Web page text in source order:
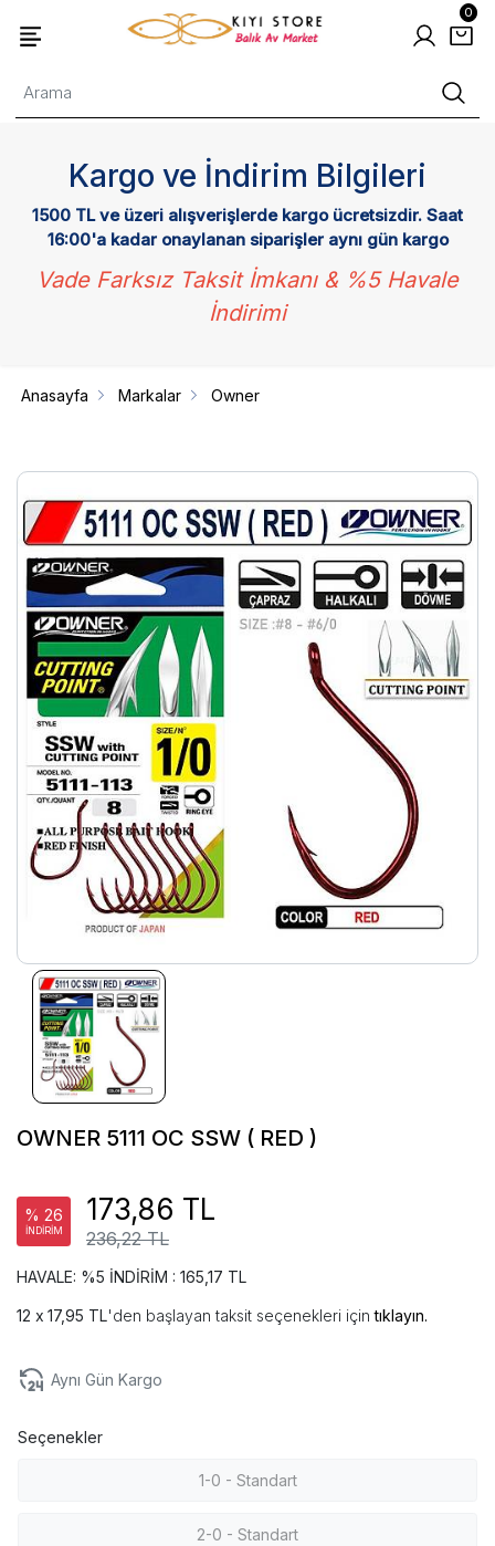
0
Kargo ve İndirim Bilgileri
1500 TL ve üzeri alışverişlerde kargo ücretsizdir. Saat
16:00'a kadar onaylanan siparişler aynı gün kargo
Vade Farksız Taksit İmkanı & %5 Havale
İndirimi
Anasayfa Markalar Owner
OWNER 5111 OC SSW ( RED )
% 26
İNDİRİM 236,22 TL
173,86 TL
HAVALE: %5 İNDİRİM : 165,17 TL
17,95 TL'den başlayan taksit seçenekleri içintıklayın.
Aynı Gün Kargo
Seçenekler
1-0 - Standart
2-0 - Standart